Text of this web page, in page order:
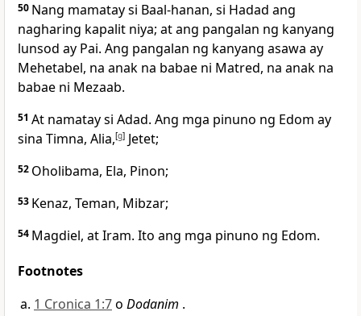
50 Nang mamatay si Baal-hanan, si Hadad ang
nagharing kapalit niya; at ang pangalan ng kanyang
lunsod ay Pai. Ang pangalan ng kanyang asawa ay
Mehetabel, na anak na babae ni Matred, na anak na
babae ni Mezaab.
51 At namatay si Adad. Ang mga pinuno ng Edom ay
sina Timna, Alia,[g] Jetet;
52 Oholibama, Ela, Pinon;
53 Kenaz, Teman, Mibzar;
54 Magdiel, at Iram. Ito ang mga pinuno ng Edom.
Footnotes
1 Cronica 1:7o Dodanim .